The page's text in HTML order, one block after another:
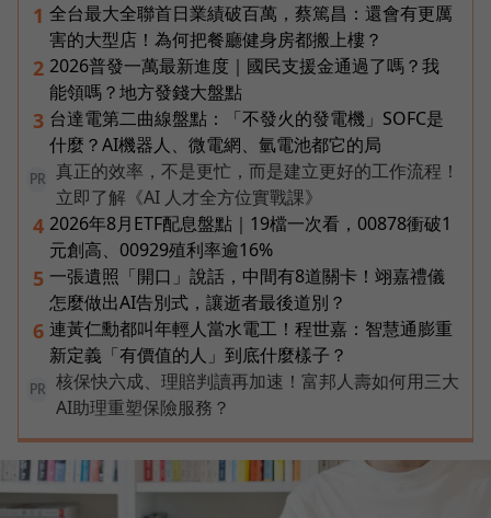
1 全台最大全聯首日業績破百萬，蔡篤昌：還會有更厲
害的大型店！為何把餐廳健身房都搬上樓？
2 2026普發一萬最新進度｜國民支援金通過了嗎？我
能領嗎？地方發錢大盤點
3 台達電第二曲線盤點：「不發火的發電機」SOFC是
什麼？AI機器人、微電網、氫電池都它的局
PR
真正的效率，不是更忙，而是建立更好的工作流程！
立即了解《AI 人才全方位實戰課》
4 2026年8月ETF配息盤點｜19檔一次看，00878衝破1
元創高、00929殖利率逾16%
5 一張遺照「開口」說話，中間有8道關卡！翊嘉禮儀
怎麼做出AI告別式，讓逝者最後道別？
6 連黃仁勳都叫年輕人當水電工！程世嘉：智慧通膨重
新定義「有價值的人」到底什麼樣子？
PR
核保快六成、理賠判讀再加速！富邦人壽如何用三大
AI助理重塑保險服務？